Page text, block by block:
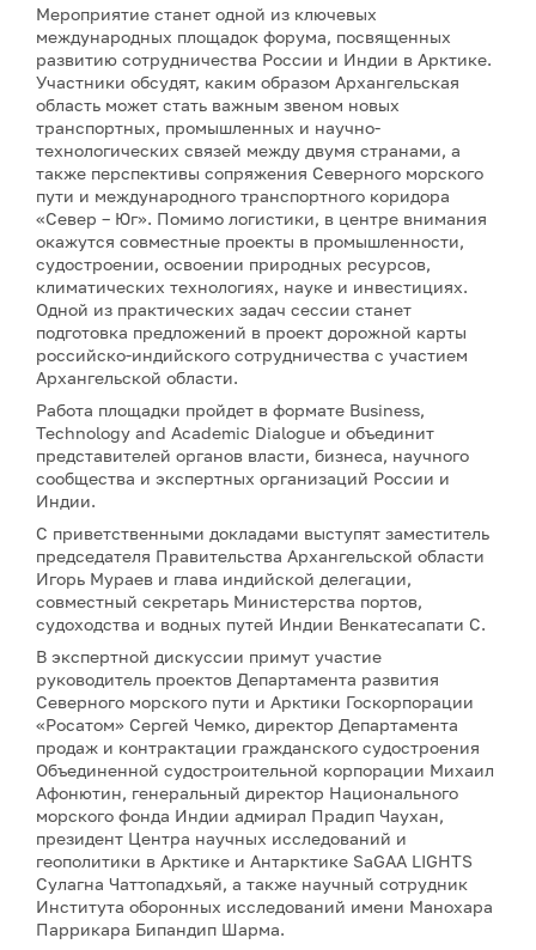
Мероприятие станет одной из ключевых
международных площадок форума, посвященных
развитию сотрудничества России и Индии в Арктике.
Участники обсудят, каким образом Архангельская
область может стать важным звеном новых
транспортных, промышленных и научно-
технологических связей между двумя странами, а
также перспективы сопряжения Северного морского
пути и международного транспортного коридора
«Север – Юг». Помимо логистики, в центре внимания
окажутся совместные проекты в промышленности,
судостроении, освоении природных ресурсов,
климатических технологиях, науке и инвестициях.
Одной из практических задач сессии станет
подготовка предложений в проект дорожной карты
российско-индийского сотрудничества с участием
Архангельской области.
Работа площадки пройдет в формате Business,
Technology and Academic Dialogue и объединит
представителей органов власти, бизнеса, научного
сообщества и экспертных организаций России и
Индии.
С приветственными докладами выступят заместитель
председателя Правительства Архангельской области
Игорь Мураев и глава индийской делегации,
совместный секретарь Министерства портов,
судоходства и водных путей Индии Венкатесапати С.
В экспертной дискуссии примут участие
руководитель проектов Департамента развития
Северного морского пути и Арктики Госкорпорации
«Росатом» Сергей Чемко, директор Департамента
продаж и контрактации гражданского судостроения
Объединенной судостроительной корпорации Михаил
Афонютин, генеральный директор Национального
морского фонда Индии адмирал Прадип Чаухан,
президент Центра научных исследований и
геополитики в Арктике и Антарктике SaGAA LIGHTS
Сулагна Чаттопадхьяй, а также научный сотрудник
Института оборонных исследований имени Манохара
Паррикара Бипандип Шарма.